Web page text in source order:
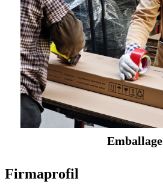
Emballage
Firmaprofil